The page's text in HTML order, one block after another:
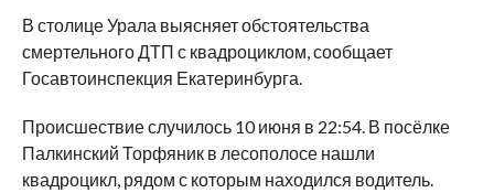
В столице Урала выясняет обстоятельства
смертельного ДТП с квадроциклом, сообщает
Госавтоинспекция Екатеринбурга.
Происшествие случилось 10 июня в 22:54. В посёлке
Палкинский Торфяник в лесополосе нашли
квадроцикл, рядом с которым находился водитель.